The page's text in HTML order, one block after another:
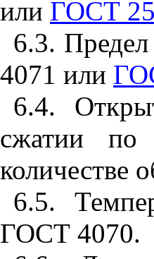
или ГОСТ
6.3.
4071 или
6.4.
сжатии по
количестве
6.5.
ГОСТ 4070.